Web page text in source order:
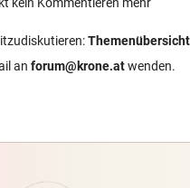
Themenübersicht
an forum@krone.atwenden.